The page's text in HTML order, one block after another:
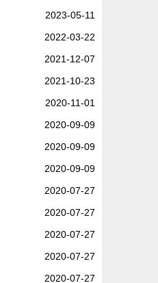
2023-05-11
2022-03-22
2021-12-07
2021-10-23
2020-11-01
2020-09-09
2020-09-09
2020-09-09
2020-07-27
2020-07-27
2020-07-27
2020-07-27
2020-07-27